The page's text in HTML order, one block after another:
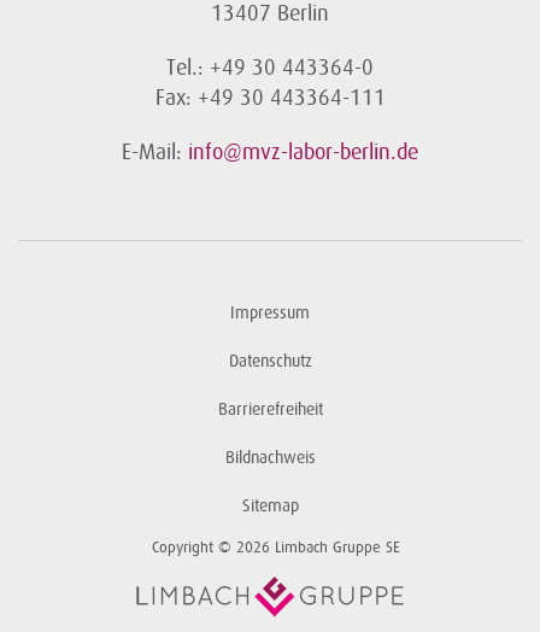
13407 Berlin
Tel.: +49 30 443364-0
Fax: +49 30 443364-111
E-Mail: info@mvz-labor-berlin.de
Impressum
Datenschutz
Barrierefreiheit
Bildnachweis
Sitemap
Copyright © 2026 Limbach Gruppe SE